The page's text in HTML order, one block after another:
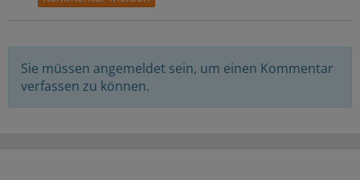
Sie müssen angemeldet sein, um einen Kommentar
verfassen zu können.